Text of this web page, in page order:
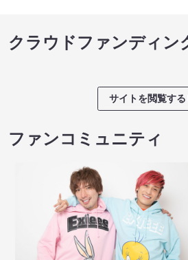
クラウドファンディン
サイトを閲覧する
ファンコミュニティ